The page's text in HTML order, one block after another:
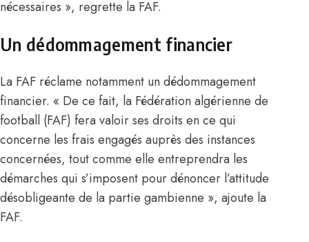
nécessaires », regrette la FAF.
Un dédommagement financier
La FAF réclame notamment un dédommagement
financier. « De ce fait, la Fédération algérienne de
football (FAF) fera valoir ses droits en ce qui
concerne les frais engagés auprès des instances
concernées, tout comme elle entreprendra les
démarches qui s’imposent pour dénoncer l’attitude
désobligeante de la partie gambienne », ajoute la
FAF.